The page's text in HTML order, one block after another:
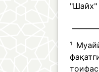
"Шайх"
¹